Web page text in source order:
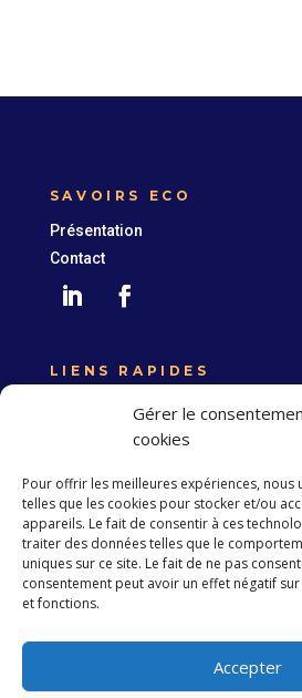
Gérer le
cookies
Pour offrir les meilleures expériences, nous
telles que les cookies pour stocker et/ou
appareils. Le fait de consentir à ces
traiter des données telles que le
uniques sur ce site. Le fait de ne pas
consentement peut avoir un effet négatif
et fonctions.
Accepter
SAVOIRS ECO
Présentation
Contact
LIENS RAPIDES
Expertise France
Union européenne
S’abonner à la Newsletter